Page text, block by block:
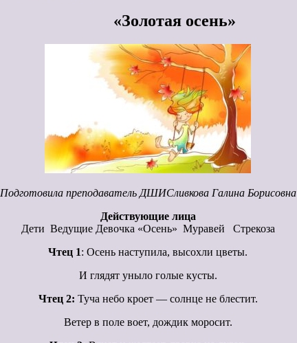
«Золотая осень»
Подготовила преподаватель ДШИСливкова Галина Борисовна
Действующие лица
Дети Ведущие Девочка «Осень» Муравей Стрекоза
Чтец 1: Осень наступила, высохли цветы.
И глядят уныло голые кусты.
Чтец 2: Туча небо кроет — солнце не блестит.
Ветер в поле воет, дождик моросит.